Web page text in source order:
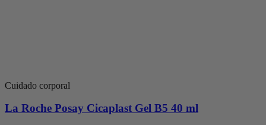
Cuidado corporal
La Roche Posay Cicaplast Gel B5 40 ml